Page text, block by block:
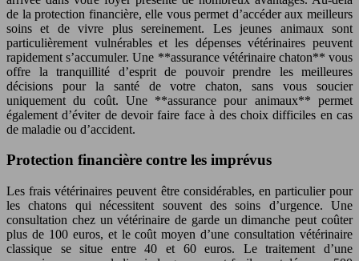
de la protection financière, elle vous permet d’accéder aux meilleurs
soins et de vivre plus sereinement. Les jeunes animaux sont
particulièrement vulnérables et les dépenses vétérinaires peuvent
rapidement s’accumuler. Une **assurance vétérinaire chaton** vous
offre la tranquillité d’esprit de pouvoir prendre les meilleures
décisions pour la santé de votre chaton, sans vous soucier
uniquement du coût. Une **assurance pour animaux** permet
également d’éviter de devoir faire face à des choix difficiles en cas
de maladie ou d’accident.
Protection financière contre les imprévus
Les frais vétérinaires peuvent être considérables, en particulier pour
les chatons qui nécessitent souvent des soins d’urgence. Une
consultation chez un vétérinaire de garde un dimanche peut coûter
plus de 100 euros, et le coût moyen d’une consultation vétérinaire
classique se situe entre 40 et 60 euros. Le traitement d’une